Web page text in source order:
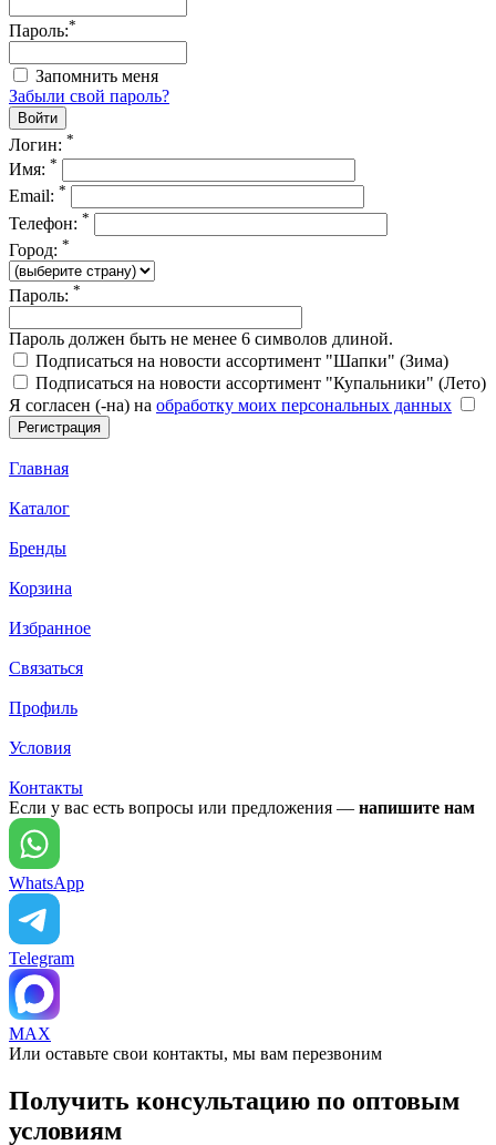
Пароль:*
Запомнить меня
Забыли свой пароль?
Логин: *
Имя: *
Email: *
Телефон: *
Город: *
Пароль: *
Пароль должен быть не менее 6 символов длиной.
Подписаться на новости ассортимент "Шапки" (Зима)
Подписаться на новости ассортимент "Купальники" (Лето)
Я согласен (-на) на обработку моих персональных данных
Главная
Каталог
Бренды
Корзина
Избранное
Связаться
Профиль
Условия
Контакты
Если у вас есть вопросы или предложения — напишите нам
WhatsApp
Telegram
MAX
Или оставьте свои контакты, мы вам перезвоним
Получить консультацию по оптовым
условиям